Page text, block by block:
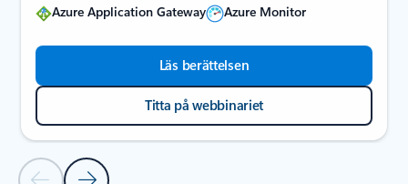
Azure Application Gateway
Azure Monitor
Läs berättelsen
Titta på webbinariet